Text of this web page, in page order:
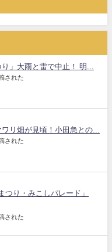
」大雨と雷で中止！ 明...
された
リ畑が見頃！小田急との...
された
つり・みこしパレード」
された